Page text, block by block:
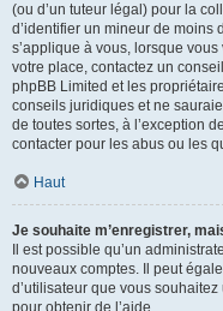
(ou d’un tuteur légal) pour la
d’identifier un mineur de moins
s’applique à vous, lorsque
votre place, contactez un
phpBB Limited et les
conseils juridiques et ne
de toutes sortes, à l’exception
contacter pour les abus ou les
Haut
Je souhaite m’enregistrer,
Il est possible qu’un
nouveaux comptes. Il peut
d’utilisateur que vous
pour obtenir de l’aide.